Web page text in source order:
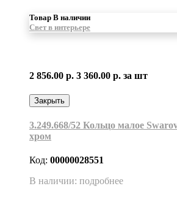
Товар В наличии
Свет в интерьере
2 856.00 р. 3 360.00 р. за шт
Закрыть
3.249.668/52 Кольцо малое
хром
Код: 00000028551
В наличии: подробнее